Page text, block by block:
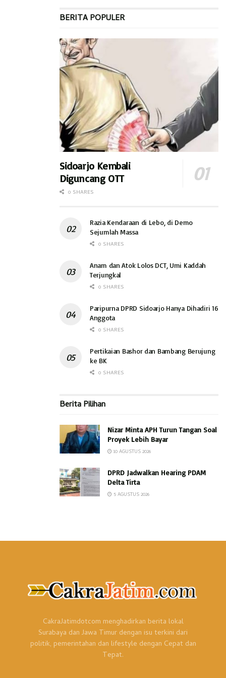
“Karena lahan sudah siap, akhir Mei ini proses lelang akan
perintah kerjanya. Artinya mulai digarap Juni, sampai selesai
nanti perkiraannya selama 17 bulan,” pungkasnya. (hdi)
BERITA POPULER
Sidoarjo Kembali
Diguncang OTT
0 SHARES
Razia Kendaraan di Lebo, di Demo
Sejumlah Massa
0 SHARES
Anam dan Atok Lolos DCT, Umi Kaddah
Terjungkal
0 SHARES
Paripurna DPRD Sidoarjo Hanya Dihadiri 16
Anggota
0 SHARES
Pertikaian Bashor dan Bambang Berujung
ke BK
0 SHARES
Berita Pilihan
Nizar Minta APH Turun Tangan Soal
Proyek Lebih Bayar
10 AGUSTUS 2026
DPRD Jadwalkan Hearing PDAM
Delta Tirta
5 AGUSTUS 2026
CakraJatimdotcom menghadirkan berita lokal
Surabaya dan Jawa Timur dengan isu terkini dari
politik, pemerintahan dan lifestyle dengan Cepat dan
Tepat.